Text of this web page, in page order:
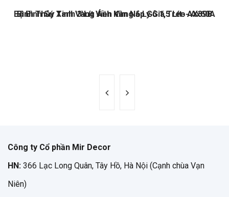
Bộ Bình Sứ Xanh 3 Lít Viền Vàng 6 Ly Giá Treo- Ax60A
Bình Thủy Tinh Vàng Ánh Kim Nắp Gỗ 1,5 Lít- AX39B
Công ty Cổ phần Mir Decor
HN: 366 Lạc Long Quân, Tây Hồ, Hà Nội (Cạnh chùa Vạn
Niên)